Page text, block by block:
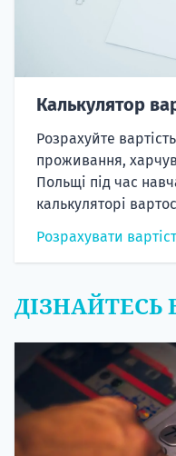
Калькулятор
Розрахуйте
проживання,
Польщі під час
калькуляторі
Розрахувати
ДІЗНАЙТЕСЬ